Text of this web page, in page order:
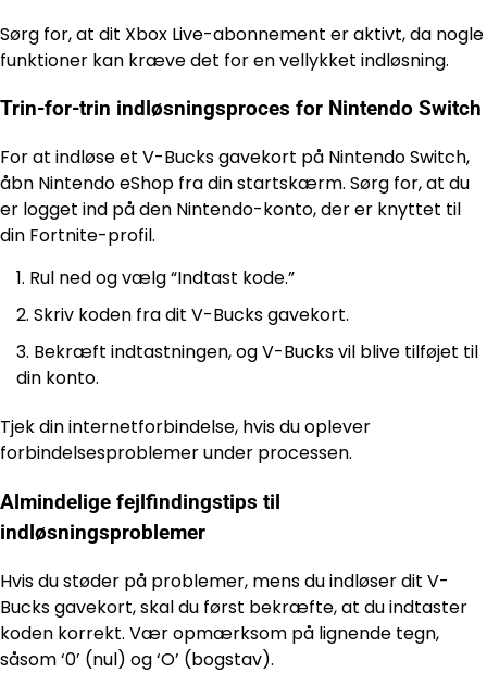
Sørg for, at dit Xbox Live-abonnement er aktivt, da nogle
funktioner kan kræve det for en vellykket indløsning.
Trin-for-trin indløsningsproces for Nintendo Switch
For at indløse et V-Bucks gavekort på Nintendo Switch,
åbn Nintendo eShop fra din startskærm. Sørg for, at du
er logget ind på den Nintendo-konto, der er knyttet til
din Fortnite-profil.
Rul ned og vælg “Indtast kode.”
Skriv koden fra dit V-Bucks gavekort.
Bekræft indtastningen, og V-Bucks vil blive tilføjet til
din konto.
Tjek din internetforbindelse, hvis du oplever
forbindelsesproblemer under processen.
Almindelige fejlfindingstips til
indløsningsproblemer
Hvis du støder på problemer, mens du indløser dit V-
Bucks gavekort, skal du først bekræfte, at du indtaster
koden korrekt. Vær opmærksom på lignende tegn,
såsom ‘0’ (nul) og ‘O’ (bogstav).